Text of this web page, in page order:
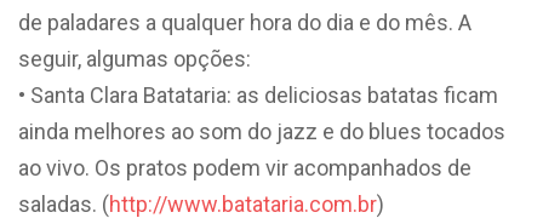
de paladares a qualquer hora do dia e do mês. A
seguir, algumas opções:
• Santa Clara Batataria: as deliciosas batatas ficam
ainda melhores ao som do jazz e do blues tocados
ao vivo. Os pratos podem vir acompanhados de
saladas. (http://www.batataria.com.br)